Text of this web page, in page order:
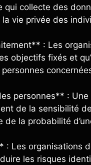
qui collecte des
vie privée des
: Les
objectifs fixés et
personnes** :
de la sensibilité
la probabilité
Les organisations
les risques